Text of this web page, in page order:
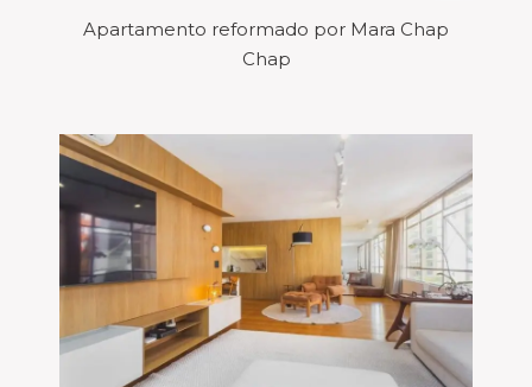
Apartamento reformado por Mara Chap
Chap